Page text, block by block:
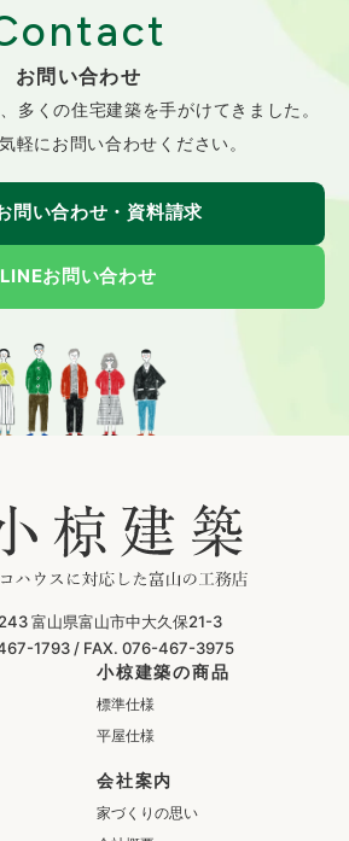
お問い合わせ
多くの住宅建築を手がけてきました。
軽にお問い合わせください。
問い合わせ・資料請求
LINEお問い合わせ
富山県富山市中大久保21-3
1793 / FAX. 076-467-3975
小椋建築の商品
標準仕様
平屋仕様
会社案内
家づくりの思い